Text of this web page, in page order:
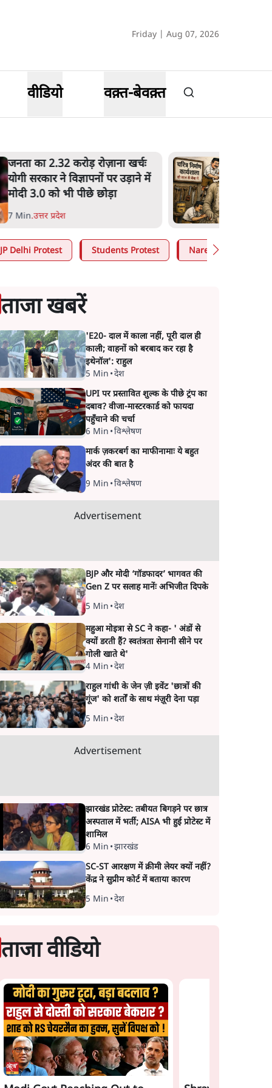
Friday | Aug 07, 2026
वीडियो वक़्त-बेवक़्त
उलटबांसीः राष्ट्र के चरित्र की मरम्मत
जारी है
11 Min.व्यंग्य/उलटबाँसी
Delhi Protest Students Protest Narendra Modi
ताजा खबरें
'E20- दाल में काला नहीं, पूरी दाल ही
काली; वाहनों को बरबाद कर रहा है
इथेनॉल': राहुल
5 Min •देश
UPI पर प्रस्तावित शुल्क के पीछे ट्रंप का
दबाव? वीजा-मास्टरकार्ड को फायदा
पहुँचाने की चर्चा
6 Min •विश्लेषण
मार्क ज़करबर्ग का माफीनामाः ये बहुत
अंदर की बात है
9 Min •विश्लेषण
Advertisement
BJP और मोदी ‘गॉडफादर’ भागवत की
Gen Z पर सलाह मानेंः अभिजीत दिपके
5 Min •देश
महुआ मोइत्रा से SC ने कहा- ' अंडों से
क्यों डरती हैं? स्वतंत्रता सेनानी सीने पर
गोली खाते थे'
4 Min •देश
राहुल गांधी के जेन ज़ी इवेंट 'छात्रों की
गूंज' को शर्तों के साथ मंज़ूरी देना पड़ा
5 Min •देश
Advertisement
झारखंड प्रोटेस्ट: तबीयत बिगड़ने पर छात्र
अस्पताल में भर्ती; AISA भी हुई प्रोटेस्ट में
शामिल
6 Min •झारखंड
SC-ST आरक्षण में क्रीमी लेयर क्यों नहीं?
केंद्र ने सुप्रीम कोर्ट में बताया कारण
5 Min •देश
ताजा वीडियो